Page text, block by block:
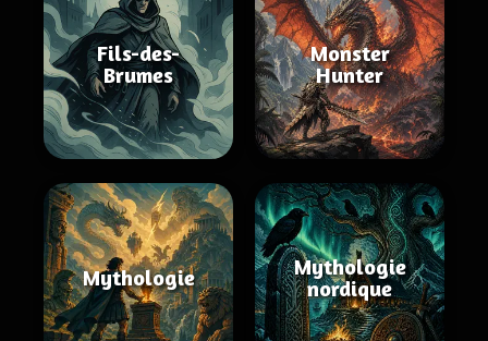
Fils-des-
Brumes
Monster
Hunter
Mythologie
Mythologie
nordique